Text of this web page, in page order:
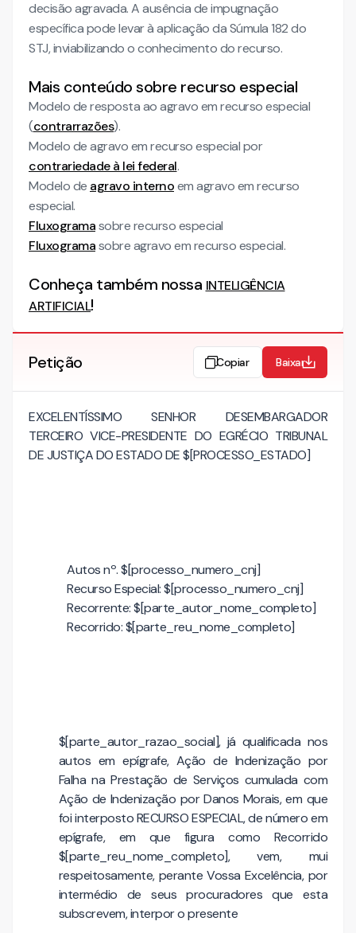
decisão agravada. A ausência de impugnação
específica pode levar à aplicação da Súmula 182 do
STJ, inviabilizando o conhecimento do recurso.
Mais conteúdo sobre recurso especial
Modelo de resposta ao agravo em recurso especial
(contrarrazões).
Modelo de agravo em recurso especial por
contrariedade à lei federal.
Modelo de agravo internoem agravo em recurso
especial.
Fluxogramasobre recurso especial
Fluxogramasobre agravo em recurso especial.
Conheça também nossa INTELIGÊNCIA
ARTIFICIAL!
Petição Copiar Baixar
EXCELENTÍSSIMO SENHOR DESEMBARGADOR
TERCEIRO VICE-PRESIDENTE DO EGRÉCIO TRIBUNAL
DE JUSTIÇA DO ESTADO DE $[PROCESSO_ESTADO]
Autos nº. $[processo_numero_cnj]
Recurso Especial: $[processo_numero_cnj]
Recorrente: $[parte_autor_nome_completo]
Recorrido: $[parte_reu_nome_completo]
$[parte_autor_razao_social], já qualificada nos
autos em epígrafe, Ação de Indenização por
Falha na Prestação de Serviços cumulada com
Ação de Indenização por Danos Morais, em que
foi interposto RECURSO ESPECIAL, de número em
epígrafe, em que figura como Recorrido
$[parte_reu_nome_completo], vem, mui
respeitosamente, perante Vossa Excelência, por
intermédio de seus procuradores que esta
subscrevem, interpor o presente